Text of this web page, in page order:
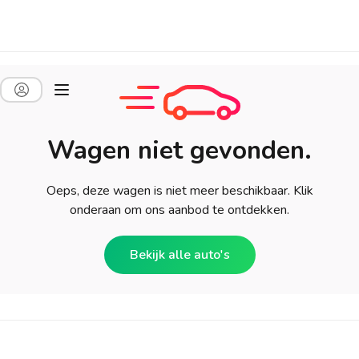
Wagen niet gevonden.
Oeps, deze wagen is niet meer beschikbaar. Klik
onderaan om ons aanbod te ontdekken.
Bekijk alle auto's